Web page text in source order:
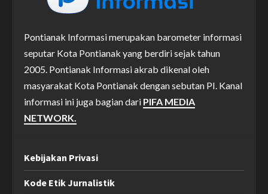
Pontianak Informasi merupakan barometer informasi
seputar Kota Pontianak yang berdiri sejak tahun
2005. Pontianak Informasi akrab dikenal oleh
masyarakat Kota Pontianak dengan sebutan PI. Kanal
informasi ini juga bagian dari PIFA MEDIA
NETWORK.
Kebijakan Privasi
Kode Etik Jurnalistik